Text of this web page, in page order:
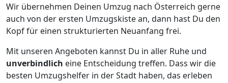
Wir übernehmen Deinen Umzug nach Österreich gerne
auch von der ersten Umzugskiste an, dann hast Du den
Kopf für einen strukturierten Neuanfang frei.
Mit unseren Angeboten kannst Du in aller Ruhe und
unverbindlich eine Entscheidung treffen. Dass wir die
besten Umzugshelfer in der Stadt haben, das erleben